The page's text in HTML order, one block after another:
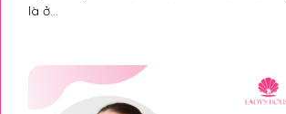
là ở...